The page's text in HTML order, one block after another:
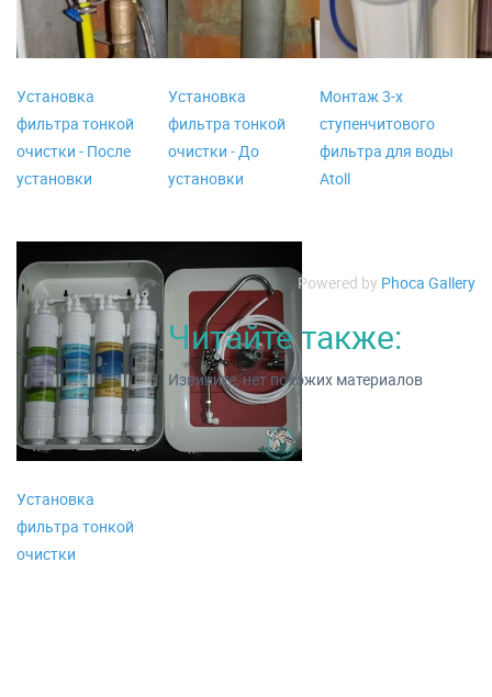
Установка
фильтра тонкой
очистки - После
установки
Установка
фильтра тонкой
очистки - До
установки
Монтаж 3-х
ступенчитового
фильтра для воды
Atoll
Установка
фильтра тонкой
очистки
Powered by Phoca Gallery
Читайте также:
Извините, нет похожих материалов